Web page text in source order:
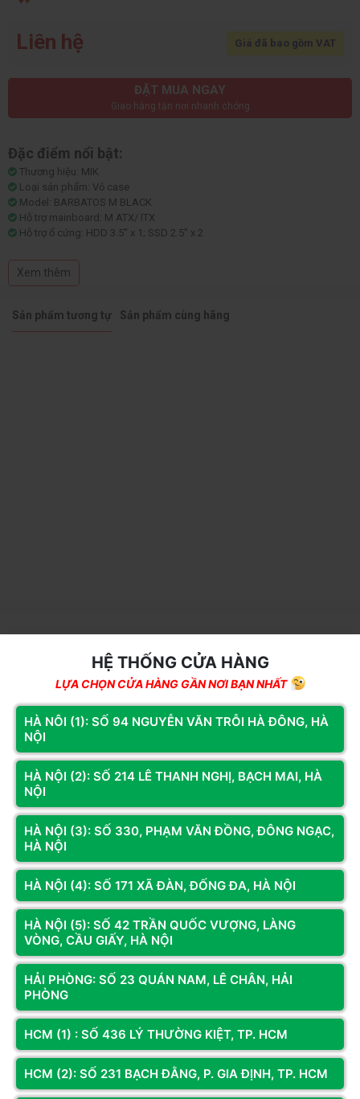
Liên hệ Giá đã bao gồm VAT
ĐẶT MUA NGAY
Giao hàng tận nơi nhanh chóng
Đặc điểm nổi bật:
Thương hiệu: MIK
Loại sản phẩm: Vỏ case
Model: BARBATOS M BLACK
Hỗ trợ mainboard: M ATX/ ITX
Hỗ trợ ổ cứng: HDD 3.5'' x 1; SSD 2.5'' x 2
Trọng lượng: 4.8kg
Xem thêm
Sản phẩm tương tự Sản phẩm cùng hãng
Loại sản phẩm Vỏ máy tính
Thương hiệu MIK
Model
Vật liệu Kim loại, Kính cường lực
Cổng kết nối
USB2.0 + HD Audio: Standard
Hỗ trợ mainboard
Loại nguồn hỗ trợ ATX
Hỗ trợ quạt tản
nhiệt
Sau: 1 x 120mm
Cạnh: 2 x 120mm
Đáy: 2 x 120mm
Hỗ trợ ổ cứng
HDD 3.5” x 1
Khe cắm mở rộng
PCI
4
Kích thước vỏ case 385 x 280 x 377mm
Xem thêm
Đánh giá & Nhận xét về VỎ CASE MIK BARBATOS M
BLACK (M-ATX/KHÔNG FAN)
HỆ THỐNG CỬA HÀNG
LỰA CHỌN CỬA HÀNG GẦN NƠI BẠN NHẤT
HÀ NÔI (1): SỐ 94 NGUYỄN VĂN TRỖI HÀ ĐÔNG, HÀ
NỘI
HÀ NỘI (2): SỐ 214 LÊ THANH NGHỊ, BẠCH MAI, HÀ
NỘI
HÀ NỘI (3): SỐ 330, PHẠM VĂN ĐỒNG, ĐÔNG NGẠC,
HÀ NỘI
HÀ NỘI (4): SỐ 171 XÃ ĐÀN, ĐỐNG ĐA, HÀ NỘI
HÀ NỘI (5): SỐ 42 TRẦN QUỐC VƯỢNG, LÀNG
VÒNG, CẦU GIẤY, HÀ NỘI
HẢI PHÒNG: SỐ 23 QUÁN NAM, LÊ CHÂN, HẢI
PHÒNG
HCM (1) : SỐ 436 LÝ THƯỜNG KIỆT, TP. HCM
HCM (2): SỐ 231 BẠCH ĐẰNG, P. GIA ĐỊNH, TP. HCM